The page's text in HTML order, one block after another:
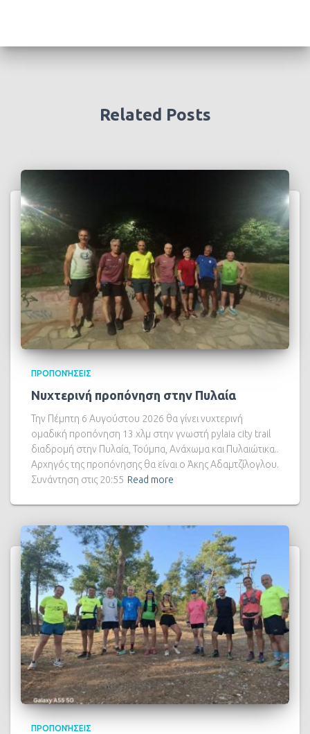
Related Posts
ΠΡΟΠΟΝΉΣΕΙΣ
Νυχτερινή προπόνηση στην Πυλαία
Την Πέμπτη 6 Αυγούστου 2026 θα γίνει νυχτερινή
ομαδική προπόνηση 13 χλμ στην γνωστή pylaia city trail
διαδρομή στην Πυλαία, Τούμπα, Ανάχωμα και Πυλαιώτικα..
Αρχηγός της προπόνησης θα είναι ο Άκης Αδαμτζίλογλου.
Συνάντηση στις 20:55 Read more
ΠΡΟΠΟΝΉΣΕΙΣ